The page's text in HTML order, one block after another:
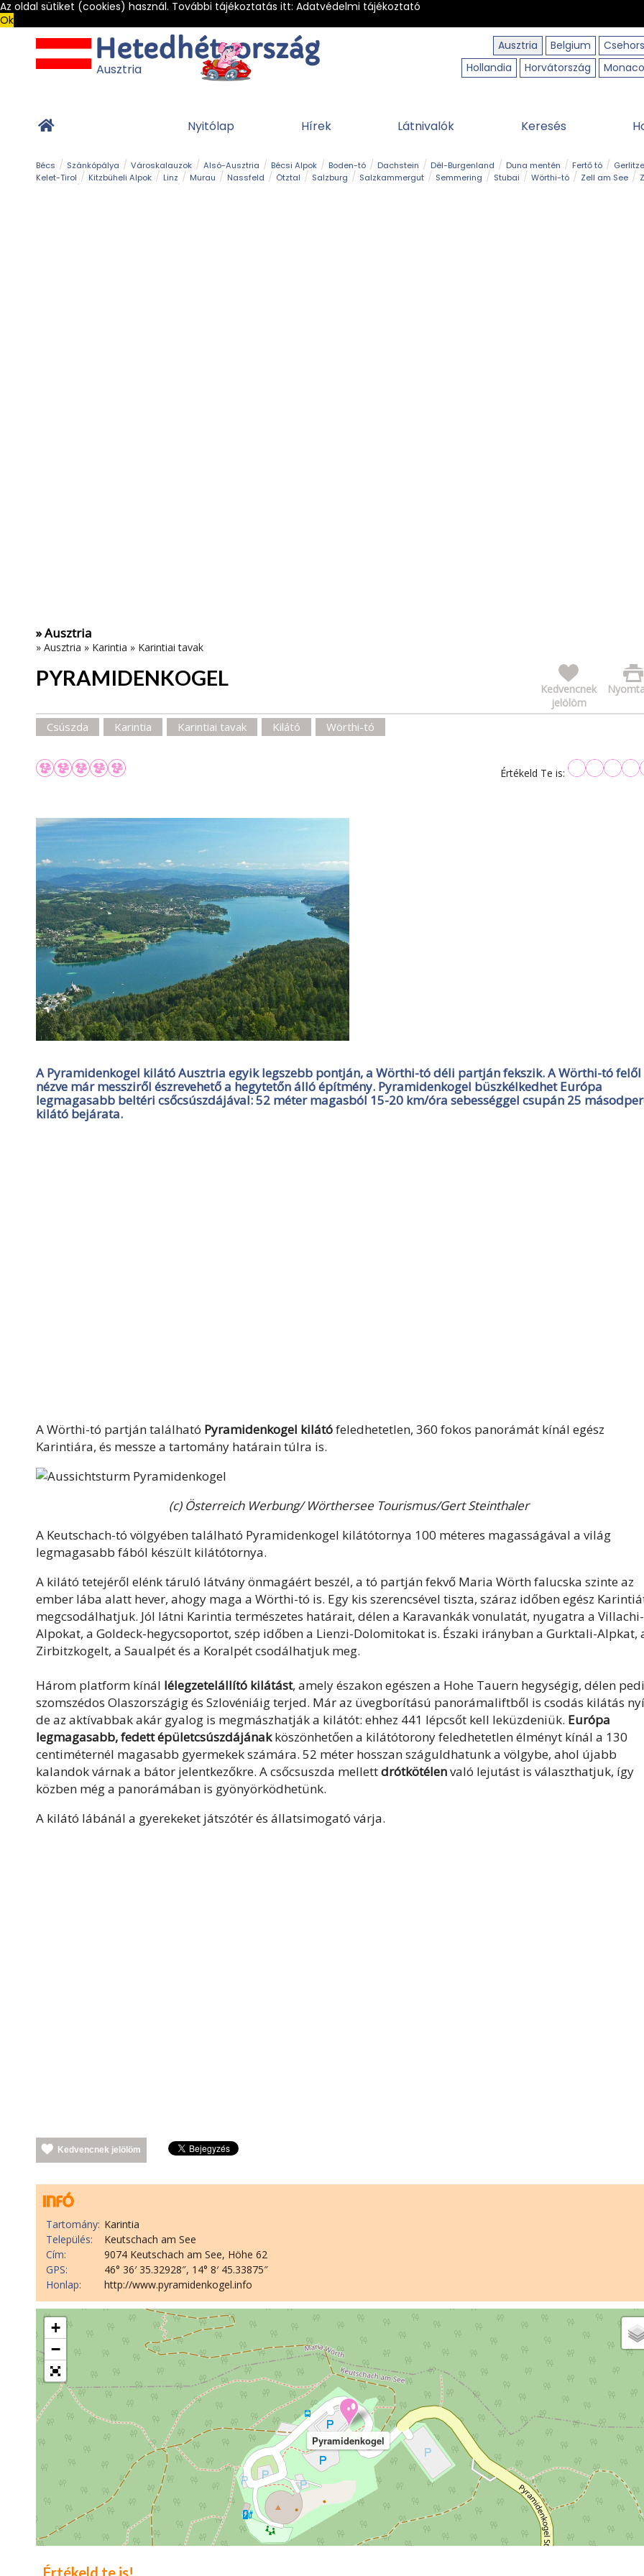
Az oldal sütiket (cookies) használ. További tájékoztatás itt: Adatvédelmi tájékoztató
Ok
Ausztria
Belgium
Hollandia
Horvátország Monaco
Ausztria
Nyitólap Hírek Látnivalók Keresés
Bécs Szánkópálya Városkalauzok Alsó-Ausztria Bécsi Alpok Boden-tó Dachstein Dél-Burgenland Duna mentén Fertő tó
Kelet-Tirol
Kitzbüheli Alpok Linz Murau Nassfeld Ötztal Salzburg Salzkammergut Semmering Stubai Wörthi-tó Zell am See
» Ausztria
» Ausztria » Karintia » Karintiai tavak
PYRAMIDENKOGEL
Kedvencnek
jelölöm
Csúszda Karintia Karintiai tavak Kilátó Wörthi-tó
Értékeld Te is:
A Pyramidenkogel kilátó Ausztria egyik legszebb pontján, a Wörthi-tó déli partján fekszik. A Wörthi-tó felől
nézve már messziről észrevehető a hegytetőn álló építmény. Pyramidenkogel büszkélkedhet Európa
legmagasabb beltéri csőcsúszdájával: 52 méter magasból 15-20 km/óra sebességgel csupán 25
kilátó bejárata.
A Wörthi-tó partján található Pyramidenkogel kilátófeledhetetlen, 360 fokos panorámát kínál egész
Karintiára, és messze a tartomány határain túlra is.
(c) Österreich Werbung/ Wörthersee Tourismus/Gert Steinthaler
A Keutschach-tó völgyében található Pyramidenkogel kilátótornya 100 méteres magasságával a világ
legmagasabb fából készült kilátótornya.
A kilátó tetejéről elénk táruló látvány önmagáért beszél, a tó partján fekvő Maria Wörth falucska szinte az
ember lába alatt hever, ahogy maga a Wörthi-tó is. Egy kis szerencsével tiszta, száraz időben egész
megcsodálhatjuk. Jól látni Karintia természetes határait, délen a Karavankák vonulatát, nyugatra a Villachi-
Alpokat, a Goldeck-hegycsoportot, szép időben a Lienzi-Dolomitokat is. Északi irányban a Gurktali-Alpkat,
Zirbitzkogelt, a Saualpét és a Koralpét csodálhatjuk meg.
Három platform kínál lélegzetelállító kilátást, amely északon egészen a Hohe Tauern hegységig, délen
szomszédos Olaszországig és Szlovéniáig terjed. Már az üvegborítású panorámaliftből is csodás kilátás
de az aktívabbak akár gyalog is megmászhatják a kilátót: ehhez 441 lépcsőt kell leküzdeniük. Európa
legmagasabb, fedett épületcsúszdájánakköszönhetően a kilátótorony feledhetetlen élményt kínál a 130
centiméternél magasabb gyermekek számára. 52 méter hosszan száguldhatunk a völgybe, ahol újabb
kalandok várnak a bátor jelentkezőkre. A csőcsuszda mellettdrótkötélenvaló lejutást is választhatjuk, így
közben még a panorámában is gyönyörködhetünk.
A kilátó lábánál a gyerekeket játszótér és állatsimogató várja.
Kedvencnek jelölöm
Tartomány: Karintia
Település:
Keutschach am See
Cím:
9074 Keutschach am See, Höhe 62
GPS:
46° 36′ 35.32928″, 14° 8′ 45.33875″
Honlap:
http://www.pyramidenkogel.info
Pyramidenkogel
+
−
Értékeld te is!